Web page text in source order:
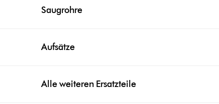
Saugrohre
Aufsätze
Alle weiteren Ersatzteile